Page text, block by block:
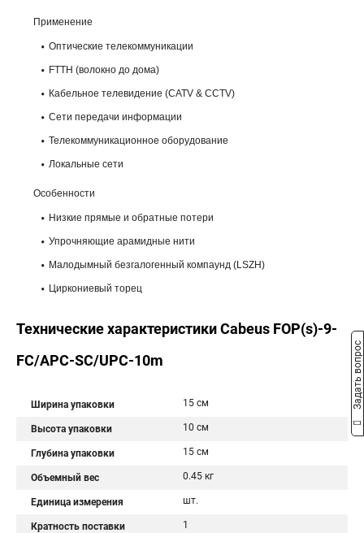
Применение
Оптические телекоммуникации
FTTH (волокно до дома)
Кабельное телевидение (CATV & CCTV)
Сети передачи информации
Телекоммуникационное оборудование
Локальные сети
Особенности
Низкие прямые и обратные потери
Упрочняющие арамидные нити
Малодымный безгалогенный компаунд (LSZH)
Циркониевый торец
Технические характеристики Cabeus FOP(s)-9-
FC/APC-SC/UPC-10m
Ширина упаковки 15 см
Высота упаковки 10 см
Глубина упаковки 15 см
Объемный вес 0.45 кг
Единица измерения шт.
Кратность поставки 1
Задать вопрос